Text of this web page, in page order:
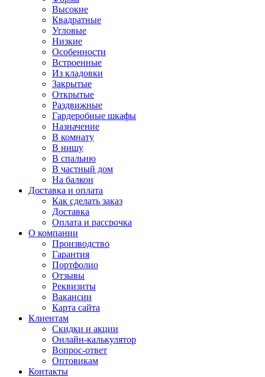
Высокие
Квадратные
Угловые
Низкие
Особенности
Встроенные
Из кладовки
Закрытые
Открытые
Раздвижные
Гардеробные шкафы
Назначение
В комнату
В нишу
В спальню
В частный дом
На балкон
Доставка и оплата
Как сделать заказ
Доставка
Оплата и рассрочка
О компании
Производство
Гарантия
Портфолио
Отзывы
Реквизиты
Вакансии
Карта сайта
Клиентам
Скидки и акции
Онлайн-калькулятор
Вопрос-ответ
Оптовикам
Контакты